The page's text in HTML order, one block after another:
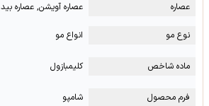
عصاره عصاره آویشن, عصاره بید
نوع مو انواع مو
ماده شاخص کلیمبازول
فرم محصول شامپو